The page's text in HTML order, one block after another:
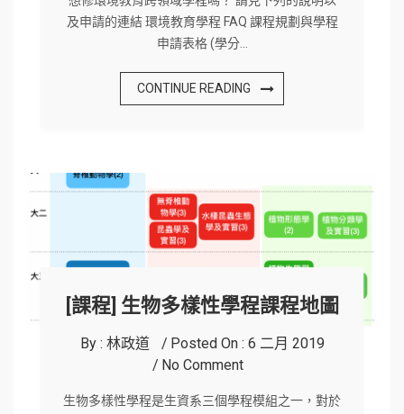
及申請的連結 環境教育學程 FAQ 課程規劃與學程
申請表格 (學分…
CONTINUE READING
[課程] 生物多樣性學程課程地圖
By : 林政道 Posted On : 6 二月 2019
No Comment
生物多樣性學程是生資系三個學程模組之一，對於